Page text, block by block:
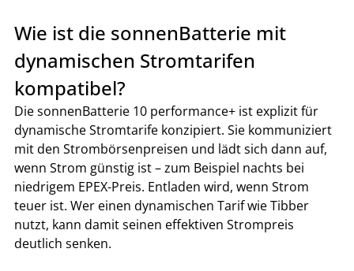
Wie ist die sonnenBatterie mit
dynamischen Stromtarifen
kompatibel?
Die sonnenBatterie 10 performance+ ist explizit für
dynamische Stromtarife konzipiert. Sie kommuniziert
mit den Strombörsenpreisen und lädt sich dann auf,
wenn Strom günstig ist – zum Beispiel nachts bei
niedrigem EPEX-Preis. Entladen wird, wenn Strom
teuer ist. Wer einen dynamischen Tarif wie Tibber
nutzt, kann damit seinen effektiven Strompreis
deutlich senken.